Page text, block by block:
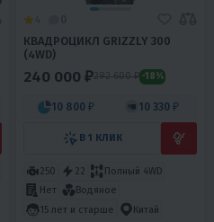
КВАДРОЦИКЛ GRIZZLY 300
(4WD)
240 000 ₽292 600 ₽ -18%
10 800 ₽ 10 330 ₽
В 1 КЛИК
250 22
Полный 4WD
Нет
Водяное
15 лет и старше
Китай